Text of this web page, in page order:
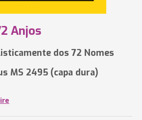
Anjos
dos 72 Nomes
MS 2495 (capa dura)